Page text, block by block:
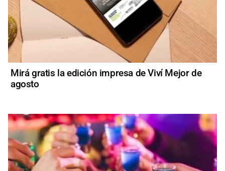
Mirá gratis la edición impresa de Viví Mejor de
agosto